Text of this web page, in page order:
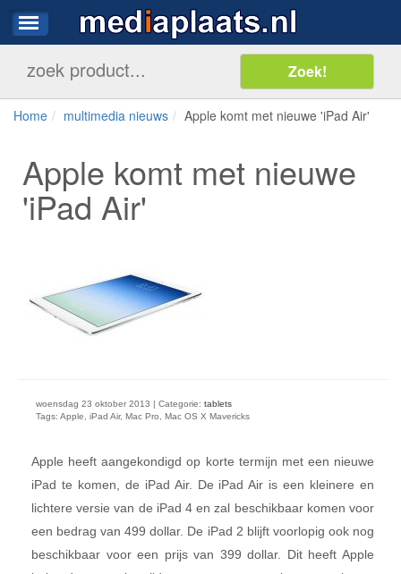
Home multimedia nieuws Apple komt met nieuwe 'iPad Air'
Apple komt met nieuwe
'iPad Air'
woensdag 23 oktober 2013 | Categorie: tablets
Tags: Apple, iPad Air, Mac Pro, Mac OS X Mavericks
Apple heeft aangekondigd op korte termijn met een nieuwe
iPad te komen, de iPad Air. De iPad Air is een kleinere en
lichtere versie van de iPad 4 en zal beschikbaar komen voor
een bedrag van 499 dollar. De iPad 2 blijft voorlopig ook nog
beschikbaar voor een prijs van 399 dollar. Dit heeft Apple